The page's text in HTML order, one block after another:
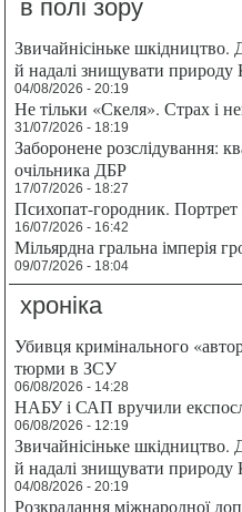
в полі зору
Звичайнісіньке
й надалі знищувати природу
04/08/2026 - 20:19
Не тільки «Скеля». Страх і
31/07/2026 - 18:19
Заборонене розслідування:
очільника ДБР
17/07/2026 - 18:27
Психопат-городник.
16/07/2026 - 16:42
Мільярдна гральна імперія
09/07/2026 - 18:04
хроніка
Убивця кримінального
тюрми в ЗСУ
06/08/2026 - 14:28
НАБУ і САП вручили
06/08/2026 - 12:19
Звичайнісіньке
й надалі знищувати природу
04/08/2026 - 20:19
Розкрадання міжнародної